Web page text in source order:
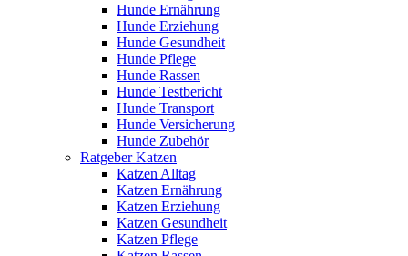
Hunde Ernährung
Hunde Erziehung
Hunde Gesundheit
Hunde Pflege
Hunde Rassen
Hunde Testbericht
Hunde Transport
Hunde Versicherung
Hunde Zubehör
Ratgeber Katzen
Katzen Alltag
Katzen Ernährung
Katzen Erziehung
Katzen Gesundheit
Katzen Pflege